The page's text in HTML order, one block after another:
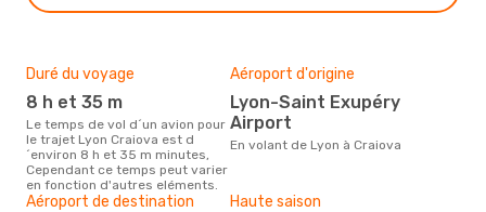
Duré du voyage
8 h et 35 m
Le temps de vol d´un avion pour
le trajet Lyon Craiova est d
´environ 8 h et 35 m minutes,
Cependant ce temps peut varier
en fonction d'autres eléments.
Aéroport d'origine
Lyon-Saint Exupéry
Airport
En volant de Lyon à Craiova
Aéroport de destination Haute saison